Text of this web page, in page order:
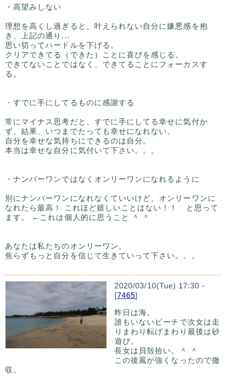
・高望みしない
理想を高くし過ぎると、叶えられない自分に嫌悪感を抱
き、上記の通り...
思い切ってハードルを下げる。
クリアできてる（できた）ことに喜びを感じる。
できてないことではなく、できてることにフォーカスす
る。
・すでに手にしてるものに感謝する
常にマイナス思考だと、すでに手にしてる幸せに気付か
ず、結果、いつまでたっても幸せになれない。
自分を幸せな気持ちにできるのは自分。
本当は幸せな自分に気付いて下さい。。。
・ナンバーワンではなくオンリーワンになれるように
別にナンバーワンになれなくていいけど、オンリーワンに
なれたら最高！ これほど嬉しいことはない！！ と思って
ます。 ←これは個人的に思うこと ＾ ＾
あなたは私たちのオンリーワン。
焦らずもっと自分を信じて生きていって下さい。。。
2020/03/10(Tue) 17:30 -
[7465]
昨日は海。
誰もいないビーチで次女は走
りまわり転げまわり最後は砂
遊び。
長女は貝殻拾い。＾ ＾
この後風が強くなったので撤
収。